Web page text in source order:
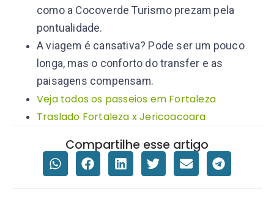
como a Cocoverde Turismo prezam pela
pontualidade.
A viagem é cansativa? Pode ser um pouco
longa, mas o conforto do transfer e as
paisagens compensam.
Veja todos os passeios em Fortaleza
Traslado Fortaleza x Jericoacoara
Compartilhe esse artigo